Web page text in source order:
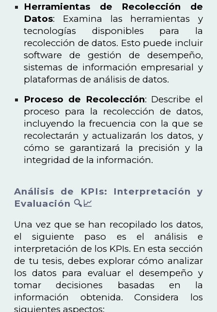
Herramientas de Recolección de
Datos: Examina las herramientas y
tecnologías disponibles para la
recolección de datos. Esto puede incluir
software de gestión de desempeño,
sistemas de información empresarial y
plataformas de análisis de datos.
Proceso de Recolección: Describe el
proceso para la recolección de datos,
incluyendo la frecuencia con la que se
recolectarán y actualizarán los datos, y
cómo se garantizará la precisión y la
integridad de la información.
Análisis de KPIs: Interpretación y
Evaluación 🔍📈
Una vez que se han recopilado los datos,
el siguiente paso es el análisis e
interpretación de los KPIs. En esta sección
de tu tesis, debes explorar cómo analizar
los datos para evaluar el desempeño y
tomar decisiones basadas en la
información obtenida. Considera los
siguientes aspectos: